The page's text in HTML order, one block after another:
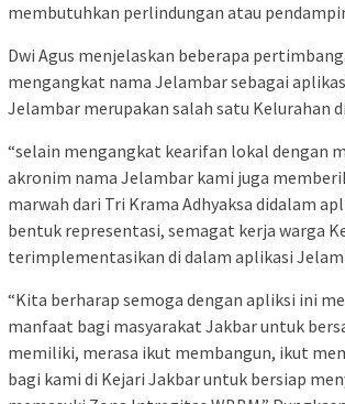
membutuhkan perlindungan atau
Dwi Agus menjelaskan beberapa
mengangkat nama Jelambar sebagai
Jelambar merupakan salah satu Kelurahan
“selain mengangkat kearifan lokal dengan
akronim nama Jelambar kami juga
marwah dari Tri Krama Adhyaksa didalam
bentuk representasi, semagat kerja warga
terimplementasikan di dalam aplikasi
“Kita berharap semoga dengan apliksi ini
manfaat bagi masyarakat Jakbar untuk
memiliki, merasa ikut membangun, ikut
bagi kami di Kejari Jakbar untuk bersiap